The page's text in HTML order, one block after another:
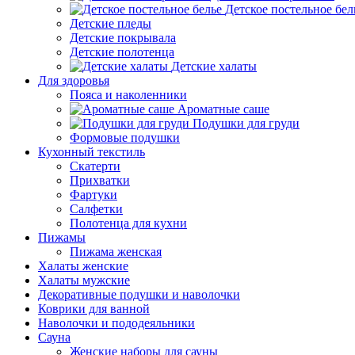
Детское постельное
Детские пледы
Детские покрывала
Детские полотенца
Детские халаты
Для здоровья
Пояса и наколенники
Ароматные саше
Подушки для груди
Формовые подушки
Кухонный текстиль
Скатерти
Прихватки
Фартуки
Салфетки
Полотенца для кухни
Пижамы
Пижама женская
Халаты женские
Халаты мужские
Декоративные подушки и наволочки
Коврики для ванной
Наволочки и пододеяльники
Сауна
Женские наборы для сауны